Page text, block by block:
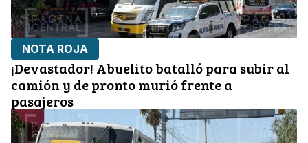
NOTA ROJA
¡Devastador! Abuelito batalló para subir al
camión y de pronto murió frente a
pasajeros